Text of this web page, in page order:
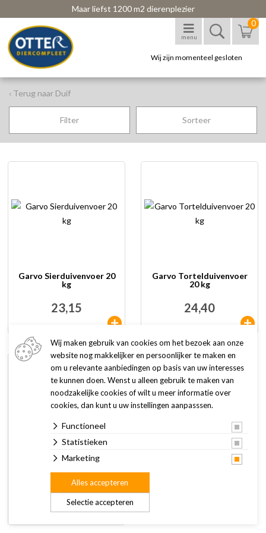
Maar liefst 1200 m2 dierenplezier
menu
0
Wij zijn momenteel gesloten
‹ Terug naar Duif
Filter Sorteer
Garvo Sierduivenvoer 20
kg
23,15
Garvo Tortelduivenvoer
20 kg
24,40
Tortelduivenvoer 1 kg
2,49
Wij maken gebruik van cookies om het bezoek aan onze
website nog makkelijker en persoonlijker te maken en
om u relevante aanbiedingen op basis van uw interesses
te kunnen doen. Wenst u alleen gebruik te maken van
noodzakelijke cookies of wilt u meer informatie over
cookies, dan kunt u uw instellingen aanpasssen.
Functioneel
Statistieken
Marketing
Selectie accepteren
Alles accepteren